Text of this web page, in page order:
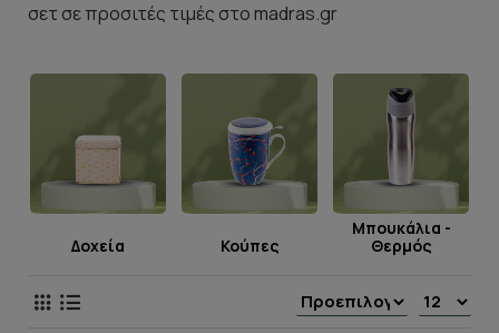
σετ σε προσιτές τιμές στο madras.gr
Θερμός
Τσαγιέρες Φίλτρα